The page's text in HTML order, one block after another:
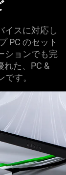
イスに対応し
PC のセット
ションでも完
れた、PC &
です。